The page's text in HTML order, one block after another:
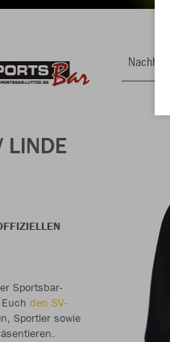
LINDE
Sportsbar-
den SV-
Sportler sowie
Nachhaltig